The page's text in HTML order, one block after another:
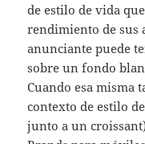
de estilo de vida
rendimiento de sus
anunciante puede
sobre un fondo
Cuando esa misma
contexto de estilo
junto a un